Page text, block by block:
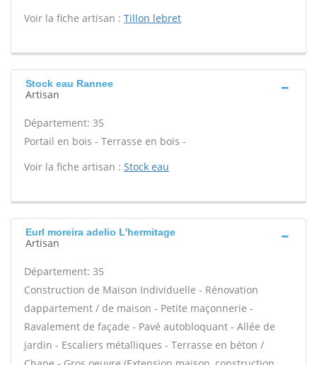
Voir la fiche artisan : Tillon lebret
Stock eau Rannee
Artisan
Département: 35
Portail en bois - Terrasse en bois -
Voir la fiche artisan : Stock eau
Eurl moreira adelio L'hermitage
Artisan
Département: 35
Construction de Maison Individuelle - Rénovation
dappartement / de maison - Petite maçonnerie -
Ravalement de façade - Pavé autobloquant - Allée de
jardin - Escaliers métalliques - Terrasse en béton /